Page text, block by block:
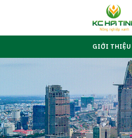
GIỚI THIỆU